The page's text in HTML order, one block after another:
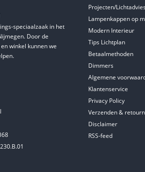
speciaalzaak in het
Door de
winkel kunnen we
Projecten/Lichtadvies
Lampenkappen op
Modern Interieur
Tips Lichtplan
Betaalmethoden
Dimmers
Algemene
Klantenservice
Privacy Policy
Verzenden &
Disclaimer
RSS-feed